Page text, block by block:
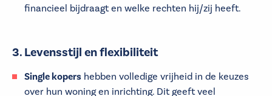
financieel bijdraagt en welke rechten hij/zij heeft.
3. Levensstijl en flexibiliteit
Single kopers hebben volledige vrijheid in de keuzes
over hun woning en inrichting. Dit geeft veel